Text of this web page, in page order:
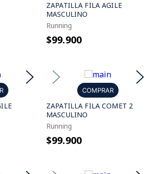
ZAPATILLA FILA AGILE
MASCULINO
Running
$99.900
COMPRAR
ZAPATILLA FILA COMET 2
MASCULINO
Running
$99.900